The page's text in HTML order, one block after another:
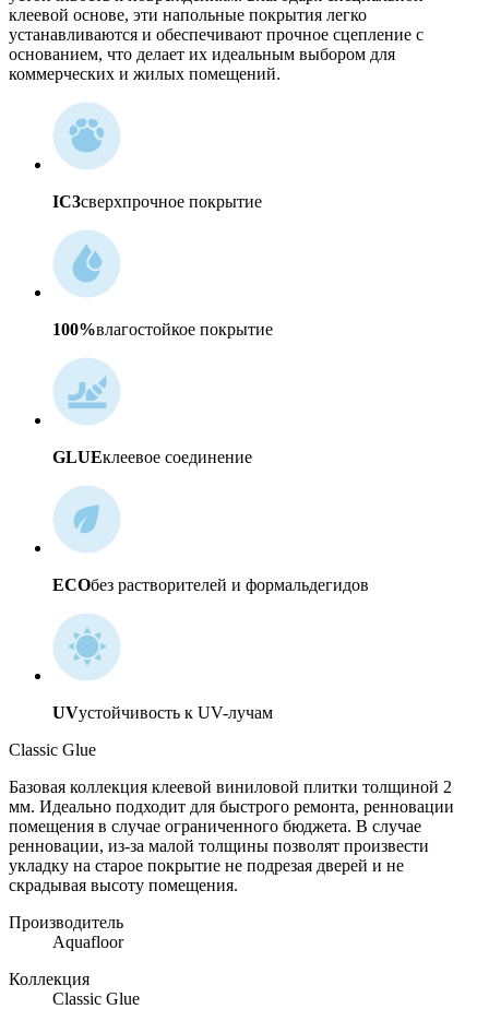
клеевой основе, эти напольные покрытия легко
устанавливаются и обеспечивают прочное сцепление с
основанием, что делает их идеальным выбором для
коммерческих и жилых помещений.
IC3сверхпрочное покрытие
100%влагостойкое покрытие
GLUEклеевое соединение
ECOбез растворителей и формальдегидов
UVустойчивость к UV-лучам
Classic Glue
Базовая коллекция клеевой виниловой плитки толщиной 2
мм. Идеально подходит для быстрого ремонта, ренновации
помещения в случае ограниченного бюджета. В случае
ренновации, из-за малой толщины позволят произвести
укладку на старое покрытие не подрезая дверей и не
скрадывая высоту помещения.
Производитель
Aquafloor
Коллекция
Classic Glue